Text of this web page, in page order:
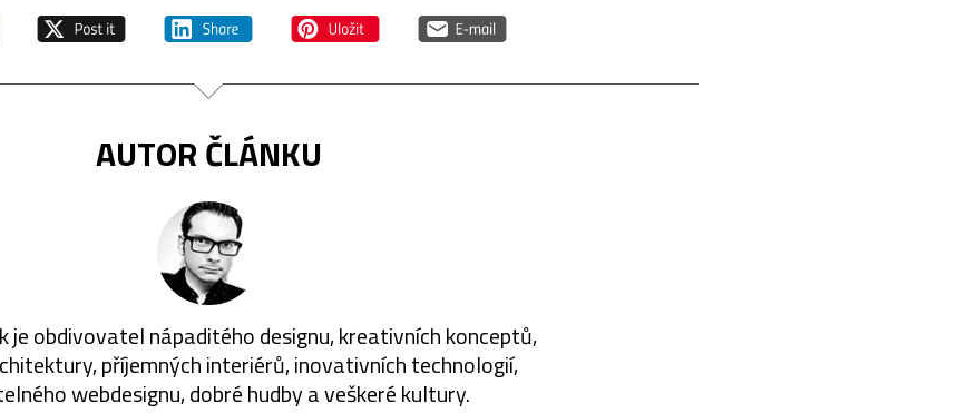
AUTOR ČLÁNKU
je obdivovatel nápaditého designu, kreativních konceptů,
příjemných interiérů, inovativních technologií,
webdesignu, dobré hudby a veškeré kultury.